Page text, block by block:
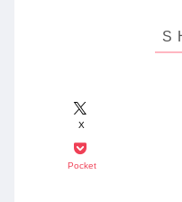
X
Pocket